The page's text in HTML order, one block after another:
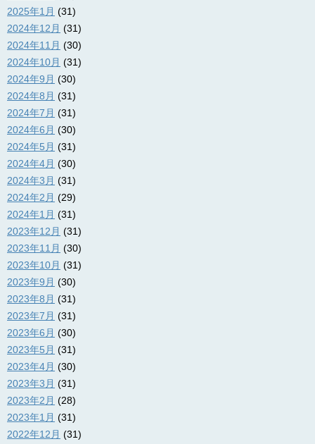
2025年1月 (31)
2024年12月 (31)
2024年11月 (30)
2024年10月 (31)
2024年9月 (30)
2024年8月 (31)
2024年7月 (31)
2024年6月 (30)
2024年5月 (31)
2024年4月 (30)
2024年3月 (31)
2024年2月 (29)
2024年1月 (31)
2023年12月 (31)
2023年11月 (30)
2023年10月 (31)
2023年9月 (30)
2023年8月 (31)
2023年7月 (31)
2023年6月 (30)
2023年5月 (31)
2023年4月 (30)
2023年3月 (31)
2023年2月 (28)
2023年1月 (31)
2022年12月 (31)